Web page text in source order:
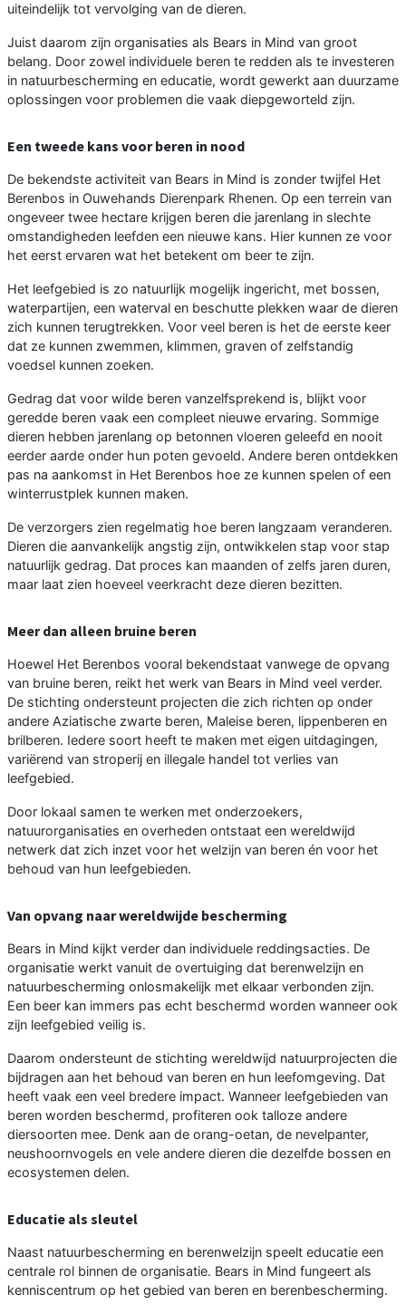
uiteindelijk tot vervolging van de dieren.
Juist daarom zijn organisaties als Bears in Mind van groot
belang. Door zowel individuele beren te redden als te investeren
in natuurbescherming en educatie, wordt gewerkt aan duurzame
oplossingen voor problemen die vaak diepgeworteld zijn.
Een tweede kans voor beren in nood
De bekendste activiteit van Bears in Mind is zonder twijfel Het
Berenbos in Ouwehands Dierenpark Rhenen. Op een terrein van
ongeveer twee hectare krijgen beren die jarenlang in slechte
omstandigheden leefden een nieuwe kans. Hier kunnen ze voor
het eerst ervaren wat het betekent om beer te zijn.
Het leefgebied is zo natuurlijk mogelijk ingericht, met bossen,
waterpartijen, een waterval en beschutte plekken waar de dieren
zich kunnen terugtrekken. Voor veel beren is het de eerste keer
dat ze kunnen zwemmen, klimmen, graven of zelfstandig
voedsel kunnen zoeken.
Gedrag dat voor wilde beren vanzelfsprekend is, blijkt voor
geredde beren vaak een compleet nieuwe ervaring. Sommige
dieren hebben jarenlang op betonnen vloeren geleefd en nooit
eerder aarde onder hun poten gevoeld. Andere beren ontdekken
pas na aankomst in Het Berenbos hoe ze kunnen spelen of een
winterrustplek kunnen maken.
De verzorgers zien regelmatig hoe beren langzaam veranderen.
Dieren die aanvankelijk angstig zijn, ontwikkelen stap voor stap
natuurlijk gedrag. Dat proces kan maanden of zelfs jaren duren,
maar laat zien hoeveel veerkracht deze dieren bezitten.
Meer dan alleen bruine beren
Hoewel Het Berenbos vooral bekendstaat vanwege de opvang
van bruine beren, reikt het werk van Bears in Mind veel verder.
De stichting ondersteunt projecten die zich richten op onder
andere Aziatische zwarte beren, Maleise beren, lippenberen en
brilberen. Iedere soort heeft te maken met eigen uitdagingen,
variërend van stroperij en illegale handel tot verlies van
leefgebied.
Door lokaal samen te werken met onderzoekers,
natuurorganisaties en overheden ontstaat een wereldwijd
netwerk dat zich inzet voor het welzijn van beren én voor het
behoud van hun leefgebieden.
Van opvang naar wereldwijde bescherming
Bears in Mind kijkt verder dan individuele reddingsacties. De
organisatie werkt vanuit de overtuiging dat berenwelzijn en
natuurbescherming onlosmakelijk met elkaar verbonden zijn.
Een beer kan immers pas echt beschermd worden wanneer ook
zijn leefgebied veilig is.
Daarom ondersteunt de stichting wereldwijd natuurprojecten die
bijdragen aan het behoud van beren en hun leefomgeving. Dat
heeft vaak een veel bredere impact. Wanneer leefgebieden van
beren worden beschermd, profiteren ook talloze andere
diersoorten mee. Denk aan de orang-oetan, de nevelpanter,
neushoornvogels en vele andere dieren die dezelfde bossen en
ecosystemen delen.
Educatie als sleutel
Naast natuurbescherming en berenwelzijn speelt educatie een
centrale rol binnen de organisatie. Bears in Mind fungeert als
kenniscentrum op het gebied van beren en berenbescherming.